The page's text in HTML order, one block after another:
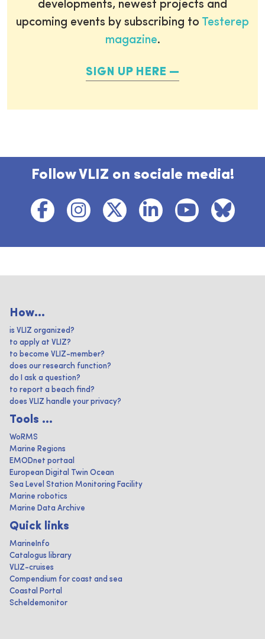
developments, newest projects and
upcoming events by subscribing to Testerep
magazine.
SIGN UP HERE
Follow VLIZ on sociale media!
How...
is VLIZ organized?
to apply at VLIZ?
to become VLIZ-member?
does our research function?
do I ask a question?
to report a beach find?
does VLIZ handle your privacy?
Tools ...
WoRMS
Marine Regions
EMODnet portaal
European Digital Twin Ocean
Sea Level Station Monitoring Facility
Marine robotics
Marine Data Archive
Quick links
MarineInfo
Catalogus library
VLIZ-cruises
Compendium for coast and sea
Coastal Portal
Scheldemonitor